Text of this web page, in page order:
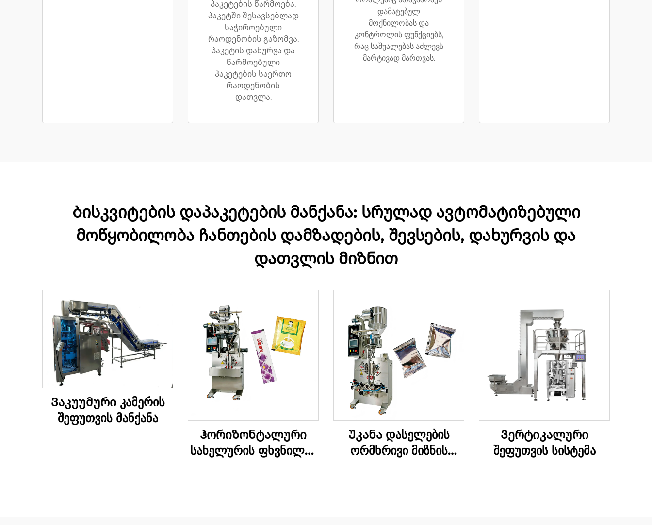
პაკეტების წარმოება,
პაკეტში შესავსებლად
საჭიროებული
რაოდენობის გაზომვა,
პაკეტის დახურვა და
წარმოებული
პაკეტების საერთო
რაოდენობის
დათვლა.
დამატებულ
მოქნილობას და
კონტროლის ფუნქციებს,
რაც საშუალებას აძლევს
მარტივად მართვას.
Ბისკვიტების დაპაკეტების მანქანა: სრულად ავტომატიზებული
მოწყობილობა ჩანთების დამზადების, შევსების, დახურვის და
დათვლის მიზნით
Ვაკუუმური კამერის
შეფუთვის მანქანა
Ჰორიზონტალური
სახელურის ფხვნილის
Უკანა დასელების
ორმხრივი მიზნის
Ვერტიკალური
შეფუთვის სისტემა